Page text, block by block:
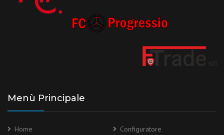
Menù Principale
Home Configuratore